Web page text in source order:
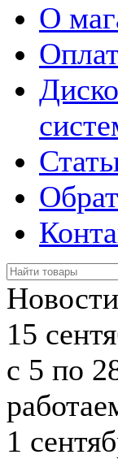
О
Новости
15
с 5 по
1